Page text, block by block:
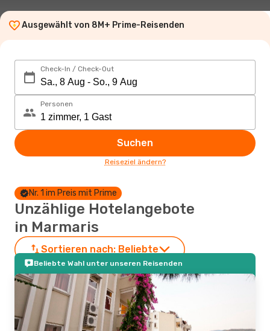
Ausgewählt von 8M+ Prime-Reisenden
Check-In / Check-Out
Personen
Suchen
Reiseziel ändern?
Nr. 1 im Preis mit Prime
Unzählige Hotelangebote
in Marmaris
Sortieren nach: Beliebte
Beliebte Wahl unter unseren Reisenden